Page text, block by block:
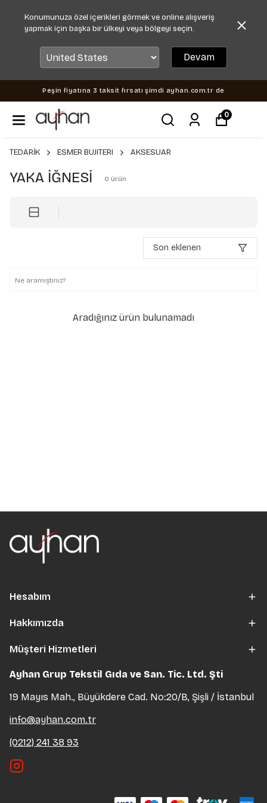
Konumunuza özel içerikleri görmek ve online alışveriş
yapmak için başka bir ülkeyi veya bölgeyi seçin.
Devam
Peşin fiyatına 3 taksit fırsatı şimdi ayhan.com.tr de
0
TEDARİK ESMER BUJITERI AKSESUAR
YAKA İĞNESİ 0 ürün
Son eklenen
Aradığınız ürün bulunamadı
Hesabım
Hakkımızda
Müşteri Hizmetleri
Ayhan Grup Tekstil Gıda ve San. Tic. Ltd. Şti
19 Mayıs Mah., Büyükdere Cad. No:20/B, Şişli / İstanbul
info@ayhan.com.tr
(0212) 241 38 93